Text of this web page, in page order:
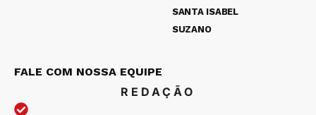
SANTA ISABEL
SUZANO
FALE COM NOSSA EQUIPE
REDAÇÃO